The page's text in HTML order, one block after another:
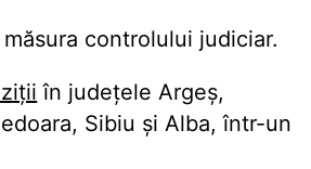
controlului judiciar.
în județele Argeș,
Sibiu și Alba, într-un